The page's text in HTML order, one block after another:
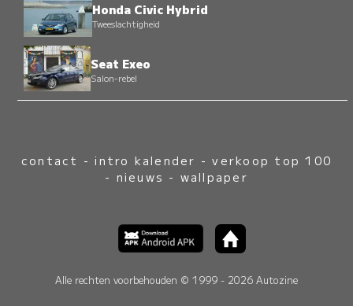
Honda Civic Hybrid
Tweeslachtigheid
Seat Exeo
Salon-rebel
contact -intro kalender -verkoop top 100
- nieuws - wallpaper
Alle rechten voorbehouden © 1999 - 2026 Autozine